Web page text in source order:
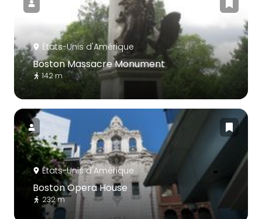
États-Unis d'Amérique
Boston Massacre Monument
142 m
États-Unis d'Amérique
Boston Opera House
232 m